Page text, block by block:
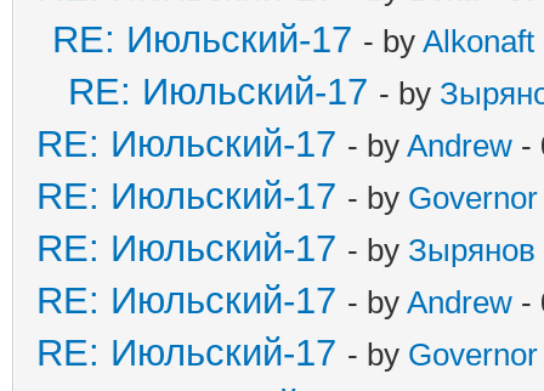
RE: Июльский-17 - by Alkonaft
RE: Июльский-17 - by
RE: Июльский-17 - by Andrew -
RE: Июльский-17 - by Governor
RE: Июльский-17 - by Зырянов
RE: Июльский-17 - by Andrew -
RE: Июльский-17 - by Governor